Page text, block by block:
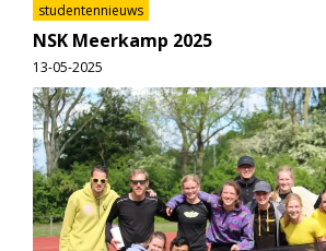
studentennieuws
NSK Meerkamp 2025
13-05-2025